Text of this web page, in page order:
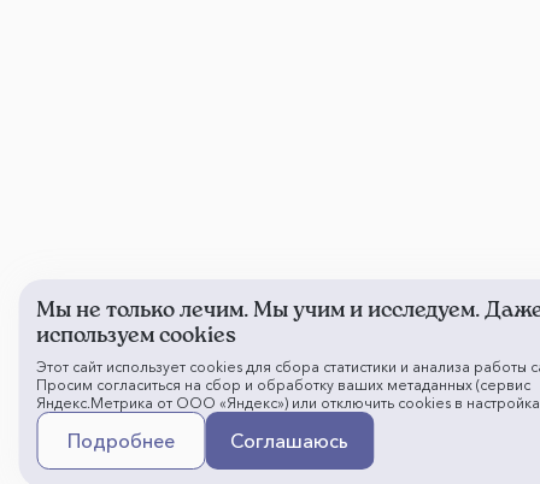
Мы не только лечим. Мы учим и исследуем.
используем cookies
Этот сайт использует cookies для сбора статистики и анализа работы
Просим согласиться на сбор и обработку ваших метаданных (сервис
Яндекс.Метрика от ООО «Яндекс») или отключить cookies в
Подробнее Соглашаюсь